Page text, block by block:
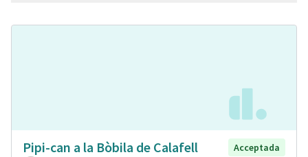
Pipi-can a la Bòbila de Calafell
Acceptada